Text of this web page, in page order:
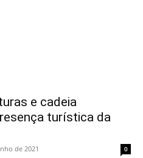
e cadeia
turística da
de 2021 0